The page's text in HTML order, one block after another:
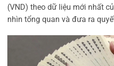
(VND) theo dữ liệu mới nhất
nhìn tổng quan và đưa ra